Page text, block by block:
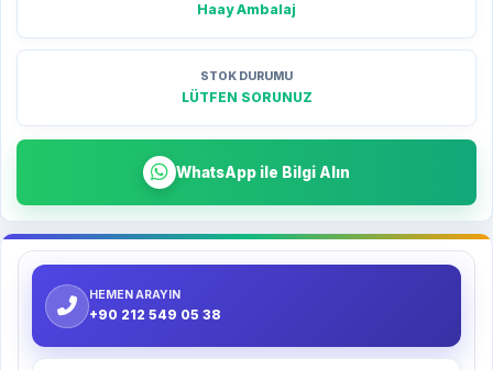
Haay Ambalaj
STOK DURUMU
LÜTFEN SORUNUZ
WhatsApp ile Bilgi Alın
HEMEN ARAYIN
+90 212 549 05 38